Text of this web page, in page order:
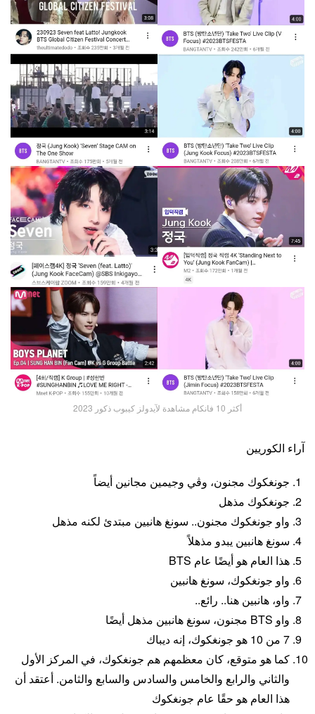
أكثر 10 فانكام مشاهدة لآيدولز كيبوب ذكور 2023
آراء الكوريين
جونغكوك مجنون، وڤي وجيمين مجانين أيضاً
جونغكوك مذهل
واو جونغكوك مجنون.. سونغ هانبين مبتدئ لكنه مذهل
سونغ هانبين يبدو مذهلاً
هذا العام هو أيضًا عام BTS
واو جونغكوك، سونغ هانبين
واو، هانبين هنا.. رائع..
واو BTS مجنون، سونغ هانبين مذهل أيضًا
7 من 10 هو جونغكوك، إنه ديباك
كما هو متوقع، كان معظمهم هم جونغكوك، في المركز الأول
والثاني والرابع والخامس والسادس والسابع والثامن. أعتقد أن
هذا العام هو حقًا عام جونغكوك